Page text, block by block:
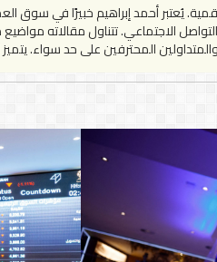
أحمد إبراهيم خبيرًا في سوق
الاجتماعي. تتناول مقالاته مواضيع
المحترفين على حد سواء.